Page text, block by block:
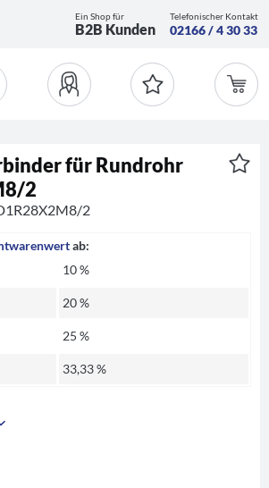
Ein Shop für
B2B Kunden
Telefonischer Kontakt
02166 / 4 30 33
für Rundrohr
2
2
ab:
10 %
20 %
25 %
33,33 %